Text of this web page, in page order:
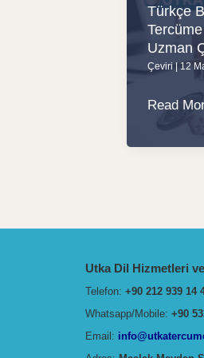
Türkçe
Tercüme
Uzman
Çeviri 12
Türkçe
Belgelerin
Apostil
Uzman
Read
Utka Dil Hizmetleri ve
Telefon: +90 212 939 14
Whatsapp/Mobile: +90
Email: